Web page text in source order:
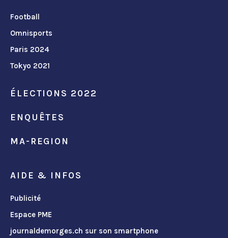
Football
Omnisports
Paris 2024
Tokyo 2021
ÉLECTIONS 2022
ENQUÊTES
MA-REGION
AIDE & INFOS
Publicité
Espace PME
journaldemorges.ch sur son smartphone